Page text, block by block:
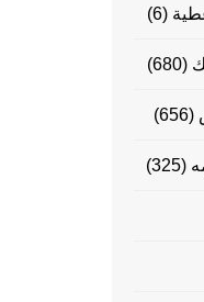
(6)
(680)
(656)
(325)